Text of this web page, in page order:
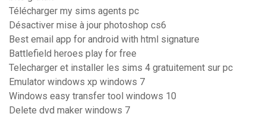
Télécharger my sims agents pc
Désactiver mise à jour photoshop cs6
Best email app for android with html signature
Battlefield heroes play for free
Telecharger et installer les sims 4 gratuitement sur pc
Emulator windows xp windows 7
Windows easy transfer tool windows 10
Delete dvd maker windows 7